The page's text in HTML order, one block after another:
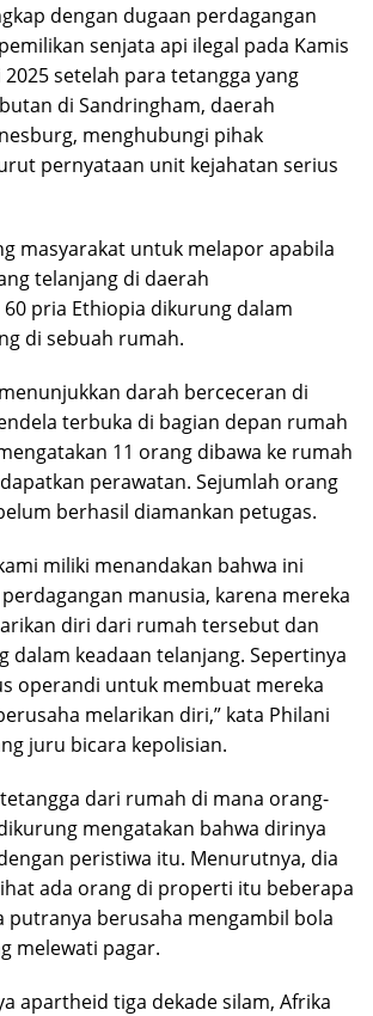
dengan dugaan perdagangan
senjata api ilegal pada Kamis
2025 setelah para tetangga yang
di Sandringham, daerah
menghubungi pihak
pernyataan unit kejahatan serius
masyarakat untuk melapor apabila
telanjang di daerah
pria Ethiopia dikurung dalam
di sebuah rumah.
darah berceceran di
terbuka di bagian depan rumah
11 orang dibawa ke rumah
perawatan. Sejumlah orang
berhasil diamankan petugas.
miliki menandakan bahwa ini
manusia, karena mereka
diri dari rumah tersebut dan
dalam keadaan telanjang. Sepertinya
operandi untuk membuat mereka
melarikan diri,” kata Philani
juru bicara kepolisian.
dari rumah di mana orang-
mengatakan bahwa dirinya
peristiwa itu. Menurutnya, dia
ada orang di properti itu beberapa
putranya berusaha mengambil bola
melewati pagar.
apartheid tiga dekade silam, Afrika